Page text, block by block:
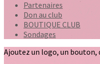
Partenaires
Don au club
BOUTIQUE CLUB
Sondages
Ajoutez un logo, un bouton,